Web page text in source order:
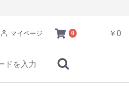
0 ￥0
マイページ